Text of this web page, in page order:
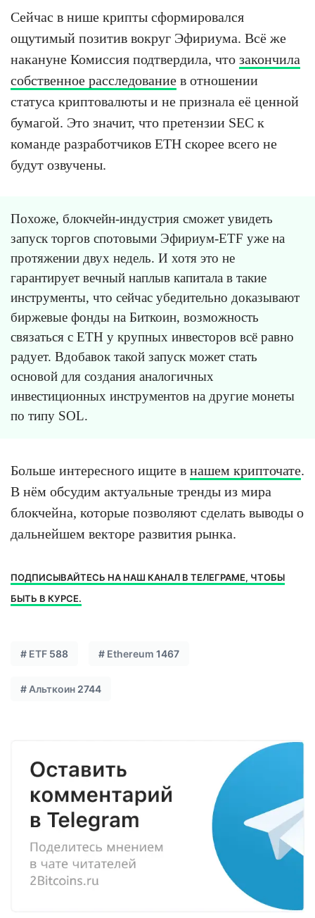
Сейчас в нише крипты сформировался
ощутимый позитив вокруг Эфириума. Всё же
накануне Комиссия подтвердила, что закончила
собственное расследование в отношении
статуса криптовалюты и не признала её ценной
бумагой. Это значит, что претензии SEC к
команде разработчиков ETH скорее всего не
будут озвучены.
Похоже, блокчейн-индустрия сможет увидеть
запуск торгов спотовыми Эфириум-ETF уже на
протяжении двух недель. И хотя это не
гарантирует вечный наплыв капитала в такие
инструменты, что сейчас убедительно доказывают
биржевые фонды на Биткоин, возможность
связаться с ETH у крупных инвесторов всё равно
радует. Вдобавок такой запуск может стать
основой для создания аналогичных
инвестиционных инструментов на другие монеты
по типу SOL.
Больше интересного ищите в нашем крипточате.
В нём обсудим актуальные тренды из мира
блокчейна, которые позволяют сделать выводы о
дальнейшем векторе развития рынка.
ПОДПИСЫВАЙТЕСЬ НА НАШ КАНАЛ В ТЕЛЕГРАМЕ, ЧТОБЫ
БЫТЬ В КУРСЕ.
# ETF 588 # Ethereum 1467
# Альткоин 2744